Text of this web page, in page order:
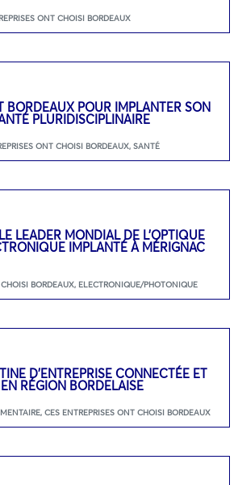
ONT CHOISI BORDEAUX
BORDEAUX POUR IMPLANTER SON
PLURIDISCIPLINAIRE
ONT CHOISI BORDEAUX, SANTÉ
LEADER MONDIAL DE L’OPTIQUE
IMPLANTÉ À MÉRIGNAC
BORDEAUX, ELECTRONIQUE/PHOTONIQUE
D’ENTREPRISE CONNECTÉE ET
RÉGION BORDELAISE
, CES ENTREPRISES ONT CHOISI BORDEAUX